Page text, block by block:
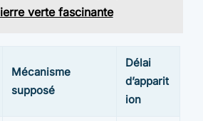
verte fascinante
Mécanisme
supposé
Délai
d’apparit
ion